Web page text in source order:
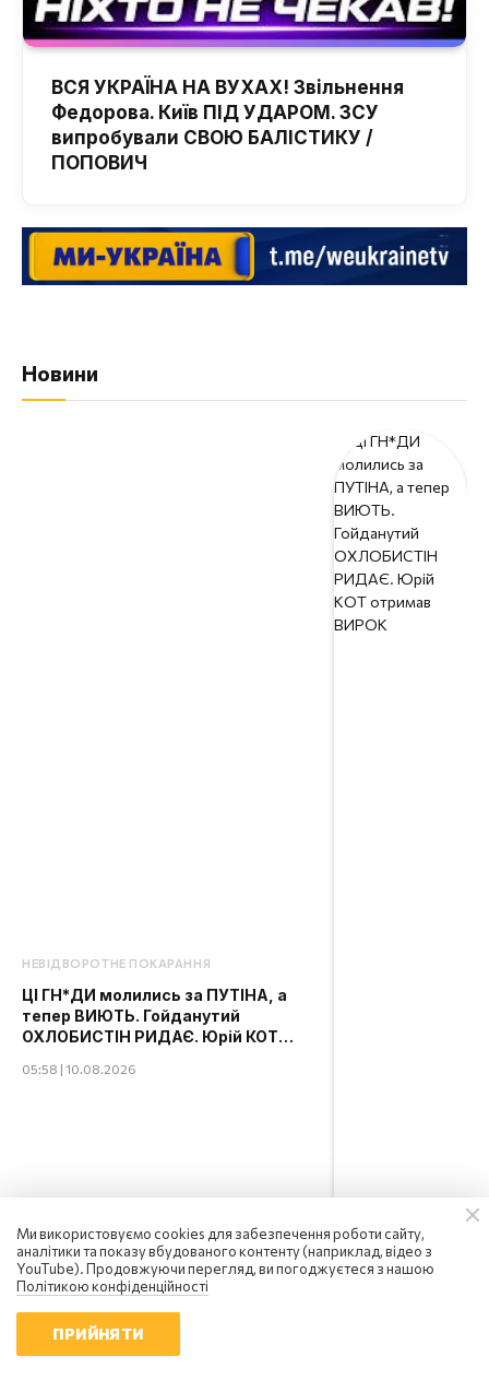
ВСЯ УКРАЇНА НА ВУХАХ! Звільнення
Федорова. Київ ПІД УДАРОМ. ЗСУ
випробували СВОЮ БАЛІСТИКУ /
ПОПОВИЧ
Новини
НЕВІДВОРОТНЕ ПОКАРАННЯ
ЦІ ГН*ДИ молились за ПУТІНА, а
тепер ВИЮТЬ. Гойданутий
ОХЛОБИСТІН РИДАЄ. Юрій КОТ
05:58 | 10.08.2026
Ми використовуємо cookies для забезпечення роботи сайту,
аналітики та показу вбудованого контенту (наприклад, відео з
YouTube). Продовжуючи перегляд, ви погоджуєтеся з нашою
Політикою конфіденційності
ПРИЙНЯТИ